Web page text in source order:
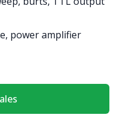
power amplifier